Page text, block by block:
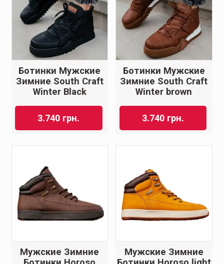
Ботинки Мужские
Зимние South Craft
Winter Black
3.740 грн.
Ботинки Мужские
Зимние South Craft
Winter brown
3.740 грн.
Мужские Зимние
Мужские Зимние